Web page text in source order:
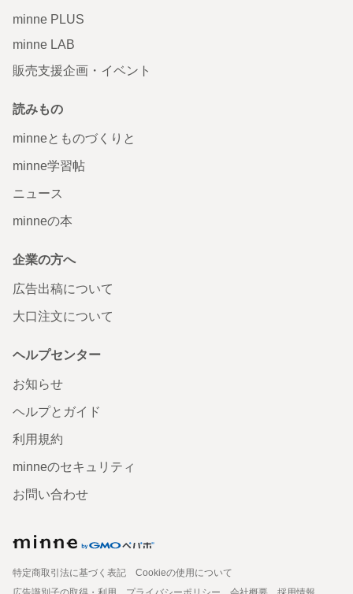
minne PLUS
minne LAB
販売支援企画・イベント
読みもの
minneとものづくりと
minne学習帖
ニュース
minneの本
企業の方へ
広告出稿について
大口注文について
ヘルプセンター
お知らせ
ヘルプとガイド
利用規約
minneのセキュリティ
お問い合わせ
特定商取引法に基づく表記
Cookieの使用について